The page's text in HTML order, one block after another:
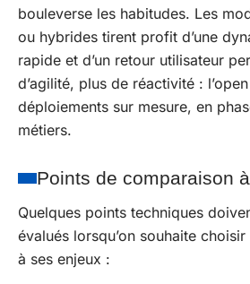
bouleverse les habitudes. Les
ou hybrides tirent profit d’une
rapide et d’un retour utilisateur
d’agilité, plus de réactivité :
déploiements sur mesure, en
métiers.
Points de comparaison
Quelques points techniques
évalués lorsqu’on souhaite
à ses enjeux :